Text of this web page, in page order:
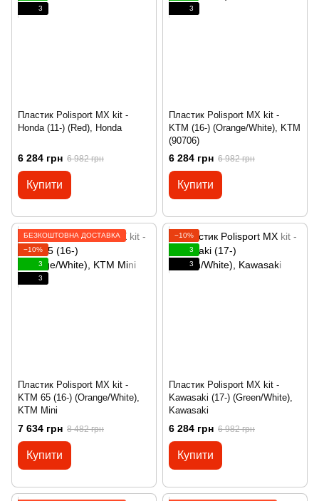
3
Пластик Polisport MX kit -
Honda (11-) (Red), Honda
6 284 грн 6 982 грн
Купити
3
Пластик Polisport MX kit -
KTM (16-) (Orange/White), KTM
(90706)
6 284 грн 6 982 грн
Купити
БЕЗКОШТОВНА ДОСТАВКА
−10%
3
3
Пластик Polisport MX kit -
KTM 65 (16-) (Orange/White),
KTM Mini
7 634 грн 8 482 грн
Купити
−10%
3
3
Пластик Polisport MX kit -
Kawasaki (17-) (Green/White),
Kawasaki
6 284 грн 6 982 грн
Купити